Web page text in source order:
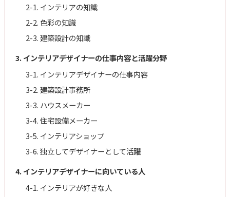
2-1. インテリアの知識
2-2. 色彩の知識
2-3. 建築設計の知識
3. インテリアデザイナーの仕事内容と活躍分野
3-1. インテリアデザイナーの仕事内容
3-2. 建築設計事務所
3-3. ハウスメーカー
3-4. 住宅設備メーカー
3-5. インテリアショップ
3-6. 独立してデザイナーとして活躍
4. インテリアデザイナーに向いている人
4-1. インテリアが好きな人